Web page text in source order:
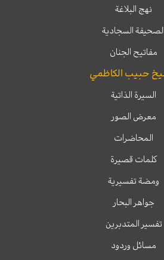
نهج البلاغة
الصحيفة السجادية
مفاتيح الجنان
حبيب الكاظمي
السيرة الذاتية
معرض الصور
المحاضرات
كلمات قصيرة
ومضة تفسيرية
جواهر البحار
تفسير المتدبرين
مسائل وردود